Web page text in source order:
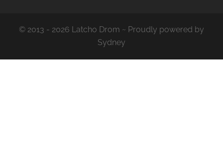
© 2013 - 2026 Latcho Drom ~ Proudly powered by
Sydney